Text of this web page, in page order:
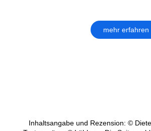
mehr erfahren
Inhaltsangabe und Rezension: ©